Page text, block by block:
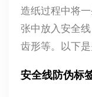
造纸过程中将
张中放入安全
齿形等。以下
安全线防伪标